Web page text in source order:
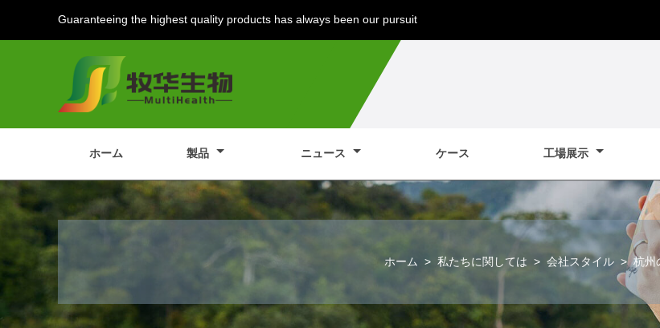
Guaranteeing the highest quality products has always been our pursuit
ホーム 製品 ニュース ケース 工場展示
ホーム > 私たちに関しては > 会社スタイル > 杭州